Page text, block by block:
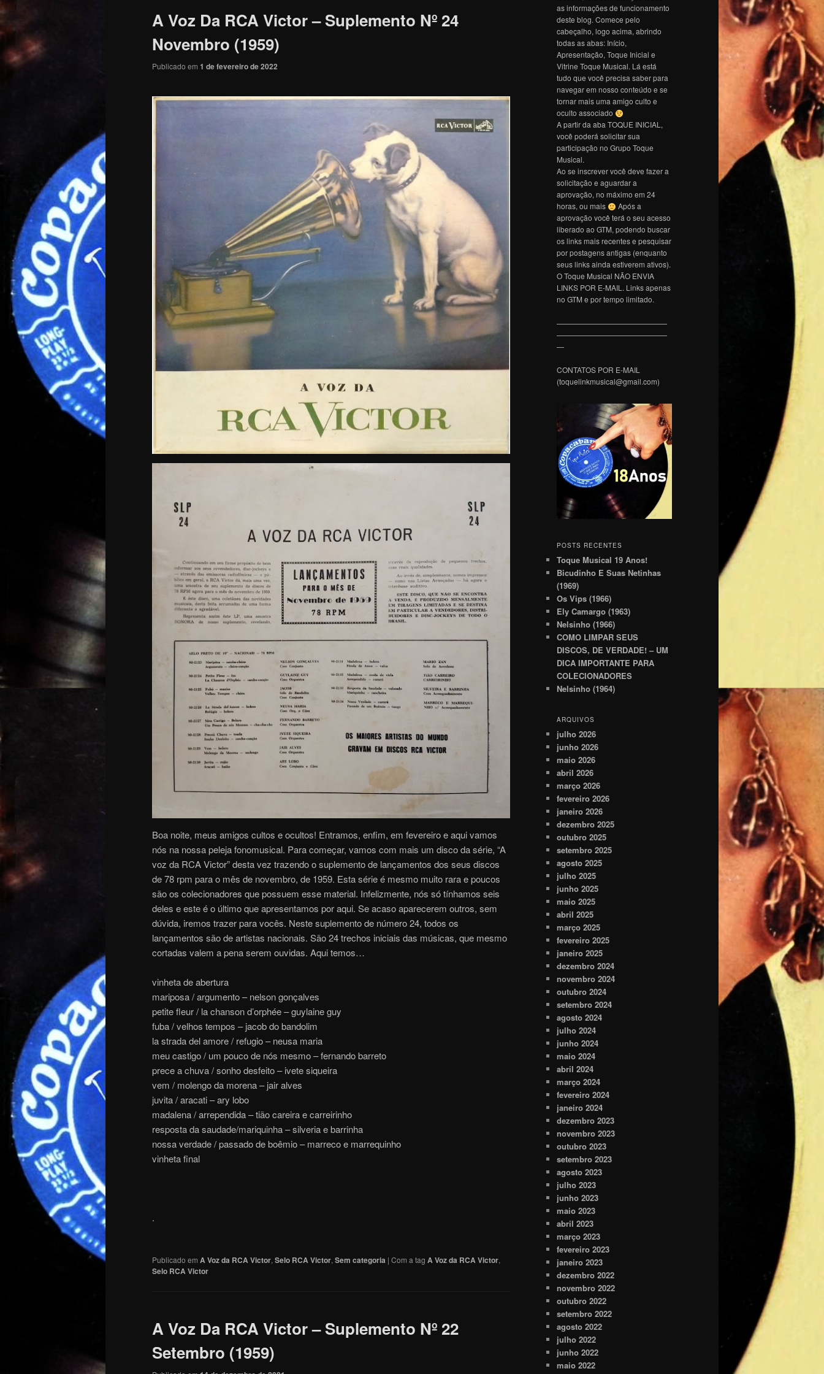
A Voz Da RCA Victor – Suplemento Nº 24
Novembro (1959)
Publicado em 1 de fevereiro de 2022
Boa noite, meus amigos cultos e ocultos! Entramos, enfim, em fevereiro e aqui vamos
nós na nossa peleja fonomusical. Para começar, vamos com mais um disco da série, “A
voz da RCA Victor” desta vez trazendo o suplemento de lançamentos dos seus discos
de 78 rpm para o mês de novembro, de 1959. Esta série é mesmo muito rara e poucos
são os colecionadores que possuem esse material. Infelizmente, nós só tínhamos seis
deles e este é o último que apresentamos por aqui. Se acaso aparecerem outros, sem
dúvida, iremos trazer para vocês. Neste suplemento de número 24, todos os
lançamentos são de artistas nacionais. São 24 trechos iniciais das músicas, que mesmo
cortadas valem a pena serem ouvidas. Aqui temos…
vinheta de abertura
mariposa / argumento – nelson gonçalves
petite fleur / la chanson d’orphée – guylaine guy
fuba / velhos tempos – jacob do bandolim
la strada del amore / refugio – neusa maria
meu castigo / um pouco de nós mesmo – fernando barreto
prece a chuva / sonho desfeito – ivete siqueira
vem / molengo da morena – jair alves
juvita / aracati – ary lobo
madalena / arrependida – tião careira e carreirinho
resposta da saudade/mariquinha – silveria e barrinha
nossa verdade / passado de boêmio – marreco e marrequinho
vinheta final
.
Publicado em A Voz da RCA Victor, Selo RCA Victor, Sem categoria | Com a tag A Voz da RCA Victor,
Selo RCA Victor
A Voz Da RCA Victor – Suplemento Nº 22
Setembro (1959)
as informações de funcionamento
deste blog. Comece pelo
cabeçalho, logo acima, abrindo
todas as abas: Início,
Apresentação, Toque Inicial e
Vitrine Toque Musical. Lá está
tudo que você precisa saber para
navegar em nosso conteúdo e se
tornar mais uma amigo culto e
oculto associado
A partir da aba TOQUE INICIAL,
você poderá solicitar sua
participação no Grupo Toque
Musical.
Ao se inscrever você deve fazer a
solicitação e aguardar a
aprovação, no máximo em 24
horas, ou mais
Após a
aprovação você terá o seu acesso
liberado ao GTM, podendo buscar
os links mais recentes e pesquisar
por postagens antigas (enquanto
seus links ainda estiverem ativos).
O Toque Musical NÃO ENVIA
LINKS POR E-MAIL. Links apenas
no GTM e por tempo limitado.
———————————————
———————————————
—
CONTATOS POR E-MAIL
(toquelinkmusical@gmail.com)
POSTS RECENTES
Toque Musical 19 Anos!
Bicudinho E Suas Netinhas
(1969)
Os Vips (1966)
Ely Camargo (1963)
Nelsinho (1966)
COMO LIMPAR SEUS
DISCOS, DE VERDADE! – UM
DICA IMPORTANTE PARA
COLECIONADORES
Nelsinho (1964)
ARQUIVOS
julho 2026
junho 2026
maio 2026
abril 2026
março 2026
fevereiro 2026
janeiro 2026
dezembro 2025
outubro 2025
setembro 2025
agosto 2025
julho 2025
junho 2025
maio 2025
abril 2025
março 2025
fevereiro 2025
janeiro 2025
dezembro 2024
novembro 2024
outubro 2024
setembro 2024
agosto 2024
julho 2024
junho 2024
maio 2024
abril 2024
março 2024
fevereiro 2024
janeiro 2024
dezembro 2023
novembro 2023
outubro 2023
setembro 2023
agosto 2023
julho 2023
junho 2023
maio 2023
abril 2023
março 2023
fevereiro 2023
janeiro 2023
dezembro 2022
novembro 2022
outubro 2022
setembro 2022
agosto 2022
julho 2022
junho 2022
maio 2022